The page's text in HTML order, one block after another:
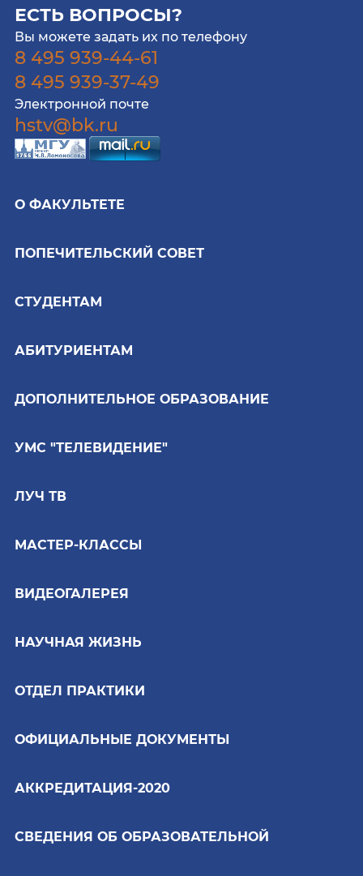
ЕСТЬ ВОПРОСЫ?
Вы можете задать их по телефону
8 495 939-44-61
8 495 939-37-49
Электронной почте
hstv@bk.ru
О ФАКУЛЬТЕТЕ
ПОПЕЧИТЕЛЬСКИЙ СОВЕТ
СТУДЕНТАМ
АБИТУРИЕНТАМ
ДОПОЛНИТЕЛЬНОЕ ОБРАЗОВАНИЕ
УМС "ТЕЛЕВИДЕНИЕ"
ЛУЧ ТВ
МАСТЕР-КЛАССЫ
ВИДЕОГАЛЕРЕЯ
НАУЧНАЯ ЖИЗНЬ
ОТДЕЛ ПРАКТИКИ
ОФИЦИАЛЬНЫЕ ДОКУМЕНТЫ
АККРЕДИТАЦИЯ-2020
СВЕДЕНИЯ ОБ ОБРАЗОВАТЕЛЬНОЙ